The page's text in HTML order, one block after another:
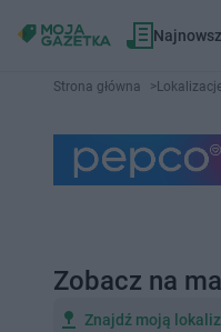
Strona główna >
Zobacz na
Znajdź moją